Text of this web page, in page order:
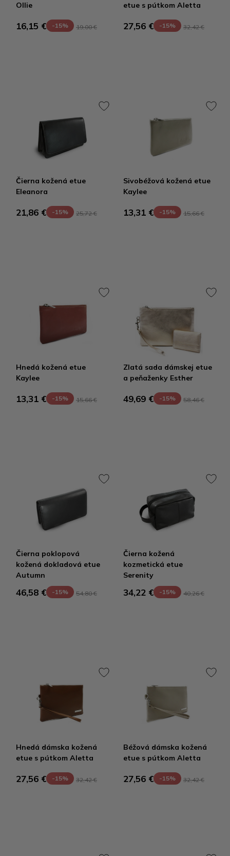
Ollie
16,15 € -15% 19,00 €
etue s pútkom Aletta
27,56 € -15% 32,42 €
Čierna kožená etue
Eleanora
21,86 € -15% 25,72 €
Sivobéžová kožená etue
Kaylee
13,31 € -15% 15,66 €
Hnedá kožená etue
Kaylee
13,31 € -15% 15,66 €
Zlatá sada dámskej etue
a peňaženky Esther
49,69 € -15% 58,46 €
Čierna poklopová
kožená dokladová etue
Autumn
46,58 € -15% 54,80 €
Čierna kožená
kozmetická etue
Serenity
34,22 € -15% 40,26 €
Hnedá dámska kožená
etue s pútkom Aletta
27,56 € -15% 32,42 €
Béžová dámska kožená
etue s pútkom Aletta
27,56 € -15% 32,42 €